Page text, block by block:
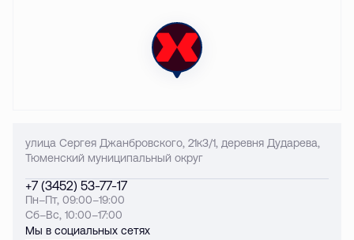
улица Сергея Джанбровского, 21к3/1, деревня Дударева,
Тюменский муниципальный округ
+7 (3452) 53-77-17
Пн–Пт, 09:00–19:00
Сб–Вс, 10:00–17:00
Мы в социальных сетях